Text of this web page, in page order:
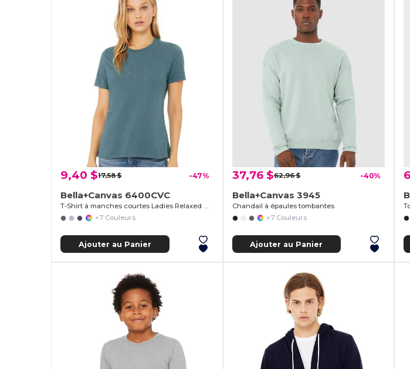
9,40 $17,58 $ -47%
Bella+Canvas 6400CVC
T-Shirt à manches courtes Ladies Relaxed Heather Cvc
+7 Couleurs
Ajouter au Panier
37,76 $62,96 $ -40%
Bella+Canvas 3945
Chandail à épaules tombantes
+7 Couleurs
Ajouter au Panier